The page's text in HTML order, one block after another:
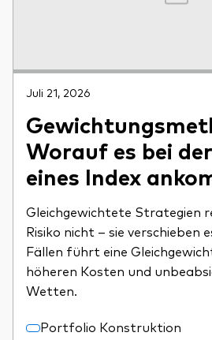
Juli 21, 2026
Worauf es bei
eines Index
Gleichgewichtete Strategien
Risiko nicht – sie verschieben
Fällen führt eine
höheren Kosten und
Wetten.
Portfolio Konstruktion